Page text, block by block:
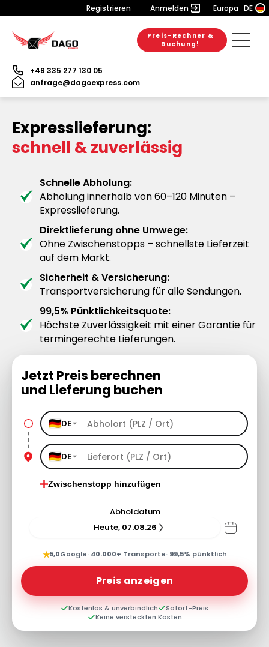
Registrieren Anmelden Europa DE
Preis-Rechner &
Buchung!
+49 335 277 130 05
anfrage@dagoexpress.com
Expresslieferung:
schnell & zuverlässig
Schnelle Abholung:
Abholung innerhalb von 60–120 Minuten –
Expresslieferung.
Direktlieferung ohne Umwege:
Ohne Zwischenstopps – schnellste Lieferzeit
auf dem Markt.
Sicherheit & Versicherung:
Transportversicherung für alle Sendungen.
99,5% Pünktlichkeitsquote:
Höchste Zuverlässigkeit mit einer Garantie für
termingerechte Lieferungen.
Jetzt Preis berechnen
und Lieferung buchen
DE
DE
Zwischenstopp hinzufügen
Abholdatum
Heute, 07.08.26
★5,0Google· 40.000+ Transporte· 99,5% pünktlich
Preis anzeigen
Kostenlos & unverbindlich
Sofort-Preis
Keine versteckten Kosten